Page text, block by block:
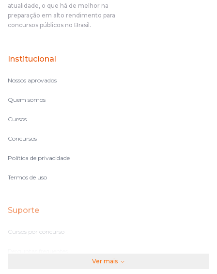
atualidade, o que há de melhor na
preparação em alto rendimento para
concursos públicos no Brasil.
Institucional
Nossos aprovados
Quem somos
Cursos
Concursos
Política de privacidade
Termos de uso
Suporte
Cursos por concurso
Ver mais